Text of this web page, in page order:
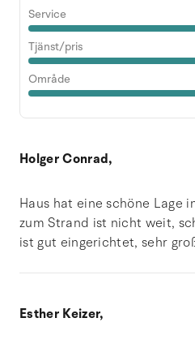
Service
Tjänst/pris
Område
Holger Conrad,
Haus hat eine schöne Lage
zum Strand ist nicht weit,
ist gut eingerichtet, sehr
Esther Keizer,